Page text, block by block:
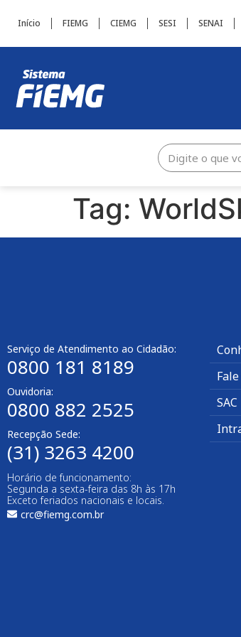
Início FIEMG CIEMG SESI SENAI
Tag:
Serviço de Atendimento ao Cidadão:
0800 181 8189
Ouvidoria:
0800 882 2525
Recepção Sede:
(31) 3263 4200
Horário de funcionamento:
Segunda a sexta-feira das 8h às 17h
Exceto feriados nacionais e locais.
crc@fiemg.com.br
SAC